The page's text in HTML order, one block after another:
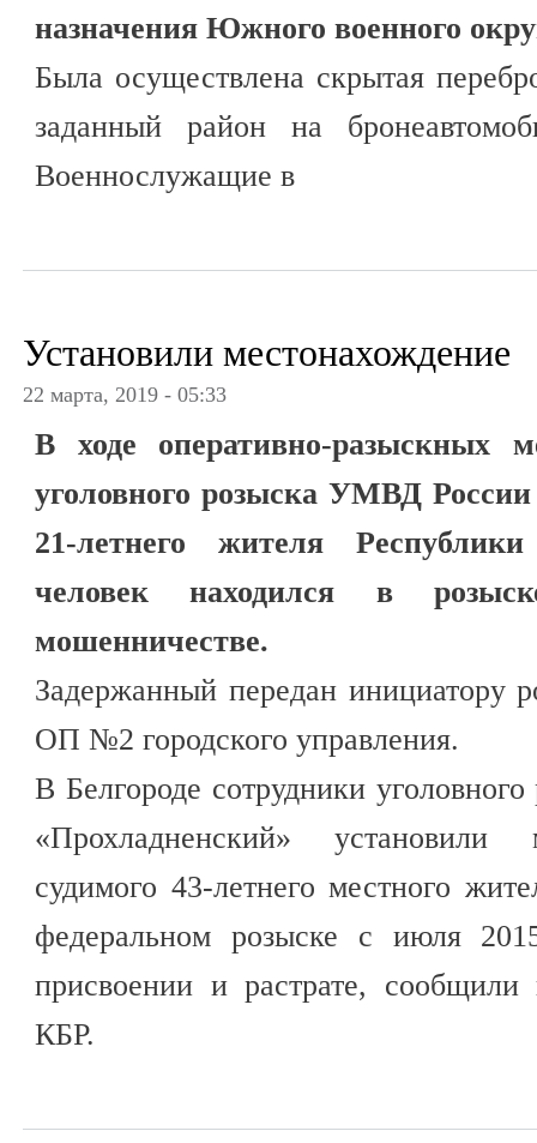
назначения Южного военного
Была осуществлена скрытая
заданный район на
Военнослужащие в
Установили местонахождение
22 марта, 2019 - 05:33
В ходе оперативно-разыскных
уголовного розыска УМВД
21-летнего жителя
человек находился в
мошенничестве.
Задержанный передан инициатору
ОП №2 городского управления.
В Белгороде сотрудники
«Прохладненский» установили
судимого 43-летнего местного
федеральном розыске с июля
присвоении и растрате,
КБР.